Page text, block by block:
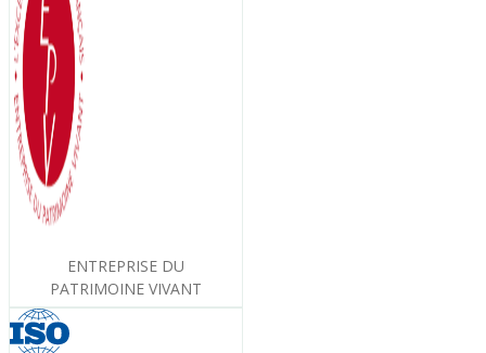
ENTREPRISE DU
PATRIMOINE VIVANT